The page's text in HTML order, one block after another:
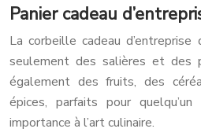
Panier cadeau
La corbeille cadeau
seulement des salières et des
également des fruits, des
épices, parfaits pour
importance à l’art culinaire.